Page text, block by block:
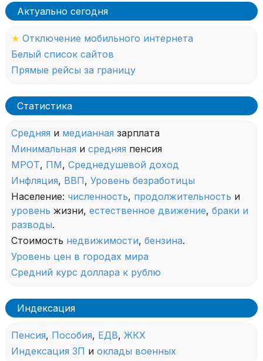
Актуально сегодня
★ Отключение мобильного интернета
Белый список сайтов
Прямые рейсы за границу
Статистика
Средняя и медианная зарплата
Минимальная и средняя пенсия
МРОТ, ПМ, Среднедушевой доход
Инфляция, ВВП, Уровень безработицы
Население: численность, продолжительность и
уровень жизни, естественное движение, браки и
разводы.
Стоимость недвижимости, бензина.
Уровень цен в городах мира
Средний курс доллара к рублю
Индексация
Пенсия, Пособия, ЕДВ, ЖКХ
Индексация ЗП и оклады военных